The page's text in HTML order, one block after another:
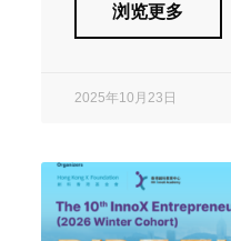
浏览更多
2025年10月23日